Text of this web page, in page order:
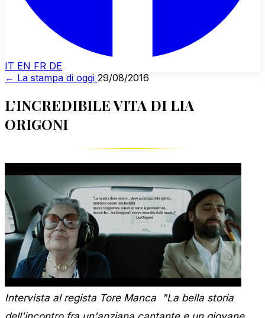
IT EN FR DE
← La stampa di oggi 29/08/2016
L’INCREDIBILE VITA DI LIA
ORIGONI
Intervista al regista Tore Manca
"La bella storia